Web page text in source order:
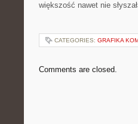
większość nawet nie
CATEGORIES: GRAFIKA
Comments are closed.